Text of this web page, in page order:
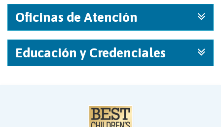
Oficinas de Atención
Educación y Credenciales